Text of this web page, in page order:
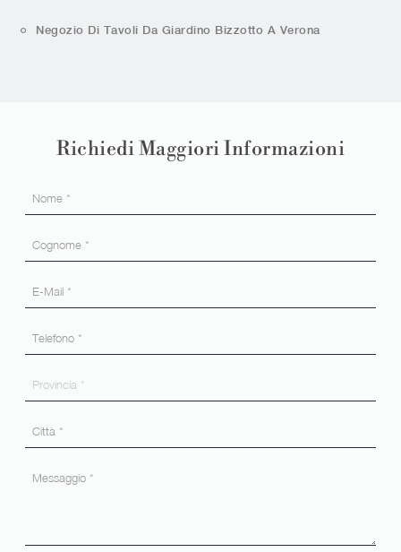
Negozio Di Tavoli Da Giardino Bizzotto A Verona
Richiedi Maggiori Informazioni